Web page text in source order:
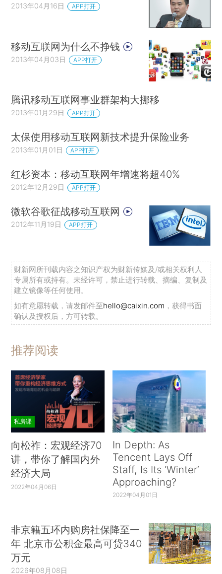
2013年04月16日 APP打开
移动互联网为什么不挣钱
2013年04月03日 APP打开
腾讯移动互联网事业群架构大挪移
2013年01月29日 APP打开
太保使用移动互联网新技术提升保险业务
2013年01月01日 APP打开
红杉资本：移动互联网年增速将超40%
2012年12月29日 APP打开
微软谷歌征战移动互联网
2012年11月19日 APP打开
财新网所刊载内容之知识产权为财新传媒及/或相关权利人
专属所有或持有。未经许可，禁止进行转载、摘编、复制及
建立镜像等任何使用。
如有意愿转载，请发邮件至hello@caixin.com ，获得书面
确认及授权后，方可转载。
推荐阅读
私房课
向松祚：宏观经济70
讲，带你了解国内外
经济大局
2022年04月06日
In Depth: As
Tencent Lays Off
Staff, Is Its ‘Winter’
Approaching?
2022年04月01日
非京籍五环内购房社保降至一
年 北京市公积金最高可贷340
万元
2026年08月08日